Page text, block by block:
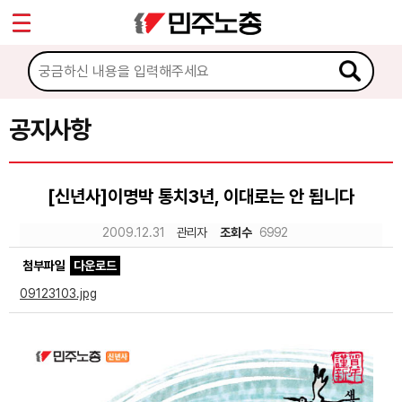
공지사항
[신년사]이명박 통치3년, 이대로는 안 됩니다
2009.12.31 관리자 조회수 6992
첨부파일
다운로드
09123103.jpg
마이페이지
소개
소식
공지사항
성명·보도
노동상담
Sketchbook5, 스케치북5
Sketchbook5, 스케치북5